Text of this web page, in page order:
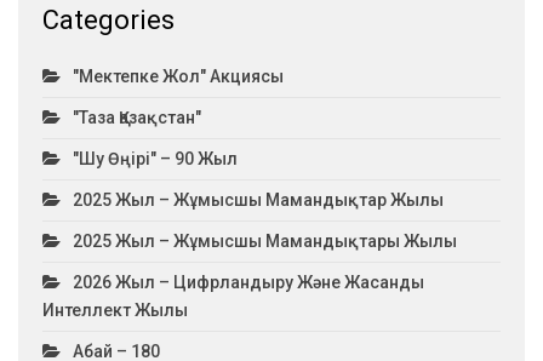
Categories
"Мектепке Жол" Акциясы
"Таза Қазақстан"
"Шу Өңірі" – 90 Жыл
2025 Жыл – Жұмысшы Мамандықтар Жылы
2025 Жыл – Жұмысшы Мамандықтары Жылы
2026 Жыл – Цифрландыру Және Жасанды
Интеллект Жылы
Абай – 180